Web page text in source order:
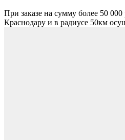
При заказе на сумму более 50 000
Краснодару и в радиусе 50км